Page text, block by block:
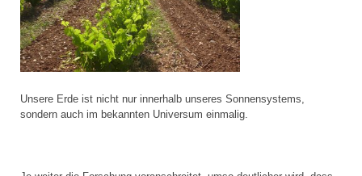
Unsere Erde ist nicht nur innerhalb unseres Sonnensystems,
sondern auch im bekannten Universum einmalig.